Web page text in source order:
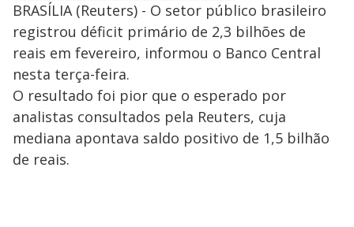
Opens in new window
BRASÍLIA (Reuters) - O setor público brasileiro
registrou déficit primário de 2,3 bilhões de
reais em fevereiro, informou o Banco Central
nesta terça-feira.
O resultado foi pior que o esperado por
analistas consultados pela Reuters, cuja
mediana apontava saldo positivo de 1,5 bilhão
de reais.